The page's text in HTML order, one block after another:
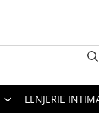
LENJERIE